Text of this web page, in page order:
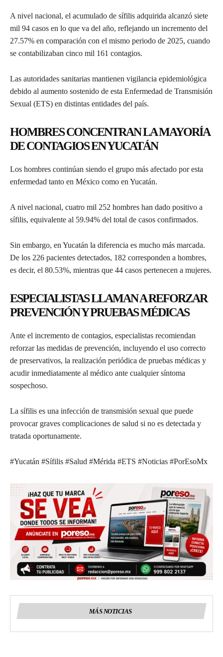
A nivel nacional, el acumulado de sífilis adquirida alcanzó siete
mil 94 casos en lo que va del año, reflejando un incremento del
27.57% en comparación con el mismo periodo de 2025, cuando
se contabilizaban cinco mil 161 contagios.
Las autoridades sanitarias mantienen vigilancia epidemiológica
debido al aumento sostenido de esta Enfermedad de Transmisión
Sexual (ETS) en distintas entidades del país.
HOMBRES CONCENTRAN LA MAYORÍA
DE CONTAGIOS EN YUCATÁN
Los hombres continúan siendo el grupo más afectado por esta
enfermedad tanto en México como en Yucatán.
A nivel nacional, cuatro mil 252 hombres han dado positivo a
sífilis, equivalente al 59.94% del total de casos confirmados.
Sin embargo, en Yucatán la diferencia es mucho más marcada.
De los 226 pacientes detectados, 182 corresponden a hombres,
es decir, el 80.53%, mientras que 44 casos pertenecen a mujeres.
ESPECIALISTAS LLAMAN A REFORZAR
PREVENCIÓN Y PRUEBAS MÉDICAS
Ante el incremento de contagios, especialistas recomiendan
reforzar las medidas de prevención, incluyendo el uso correcto
de preservativos, la realización periódica de pruebas médicas y
acudir inmediatamente al médico ante cualquier síntoma
sospechoso.
La sífilis es una infección de transmisión sexual que puede
provocar graves complicaciones de salud si no es detectada y
tratada oportunamente.
#Yucatán #Sífilis #Salud #Mérida #ETS #Noticias #PorEsoMx
MÁS NOTICIAS